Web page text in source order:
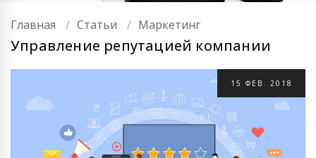
Главная Статьи Маркетинг
Управление репутацией компании
15 ФЕВ. 2018